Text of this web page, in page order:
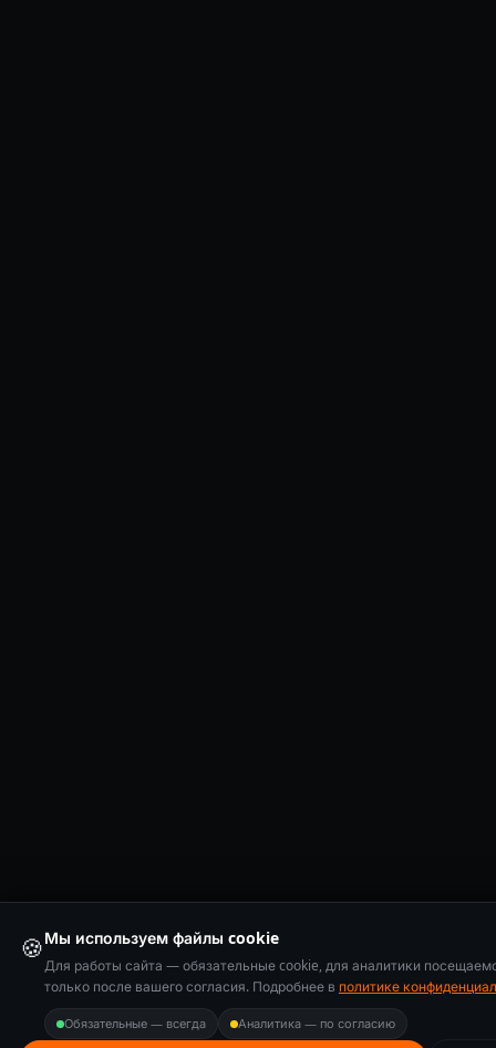
🍪Мы используем файлы cookie
Для работы сайта — обязательные cookie, для аналитики
только после вашего согласия. Подробнее в политике
Обязательные — всегда Аналитика — по согласию